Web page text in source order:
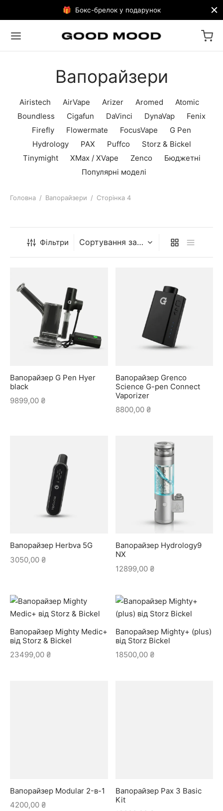
🎁 Бокс-брелок у подарунок
Вапорайзери
Airistech AirVape Arizer Aromed
Atomic
Boundless
Cigafun DaVinci DynaVap
Fenix
Firefly
Flowermate FocusVape
G Pen
Hydrology
PAX Puffco
Storz & Bickel
Tinymight
XMax / XVape Zenco
Бюджетні
Популярні моделі
Головна / Вапорайзери / Сторінка 4
Фільтри
Вапорайзер G Pen Hyer
black
9899,00 ₴
Вапорайзер Grenco
Science G-pen Connect
Vaporizer
8800,00 ₴
Вапорайзер Herbva 5G
3050,00 ₴
Вапорайзер Hydrology9
NX
12899,00 ₴
Вапорайзер Mighty Medic+
від Storz & Bickel
23499,00 ₴
Вапорайзер Mighty+ (plus)
від Storz Bickel
18500,00 ₴
Вапорайзер Modular 2-в-1
4200,00 ₴
Вапорайзер Pax 3 Basic
Kit